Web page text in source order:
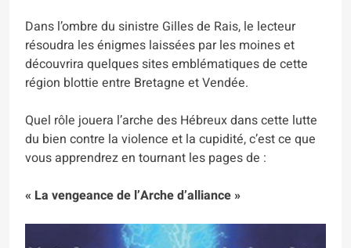
Dans l’ombre du sinistre Gilles de Rais, le lecteur
résoudra les énigmes laissées par les moines et
découvrira quelques sites emblématiques de cette
région blottie entre Bretagne et Vendée.
Quel rôle jouera l’arche des Hébreux dans cette lutte
du bien contre la violence et la cupidité, c’est ce que
vous apprendrez en tournant les pages de :
« La vengeance de l’Arche d’alliance »